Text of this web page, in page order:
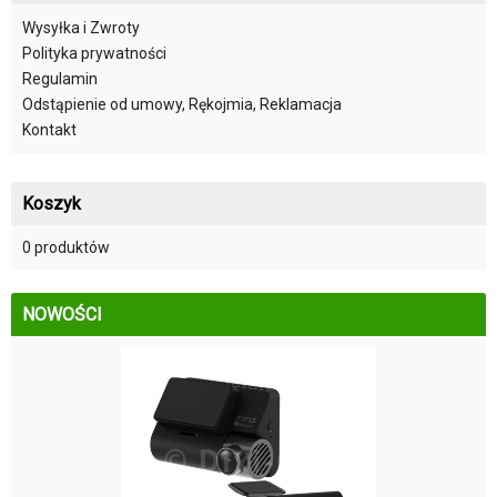
Wysyłka i Zwroty
Polityka prywatności
Regulamin
Odstąpienie od umowy, Rękojmia, Reklamacja
Kontakt
Koszyk
0 produktów
NOWOŚCI